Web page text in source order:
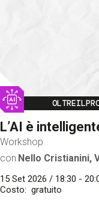
Image
L’AI è
Workshop
con Nello Cristianini,
15 Set 2026 / 18:30 -
Costo
gratuito